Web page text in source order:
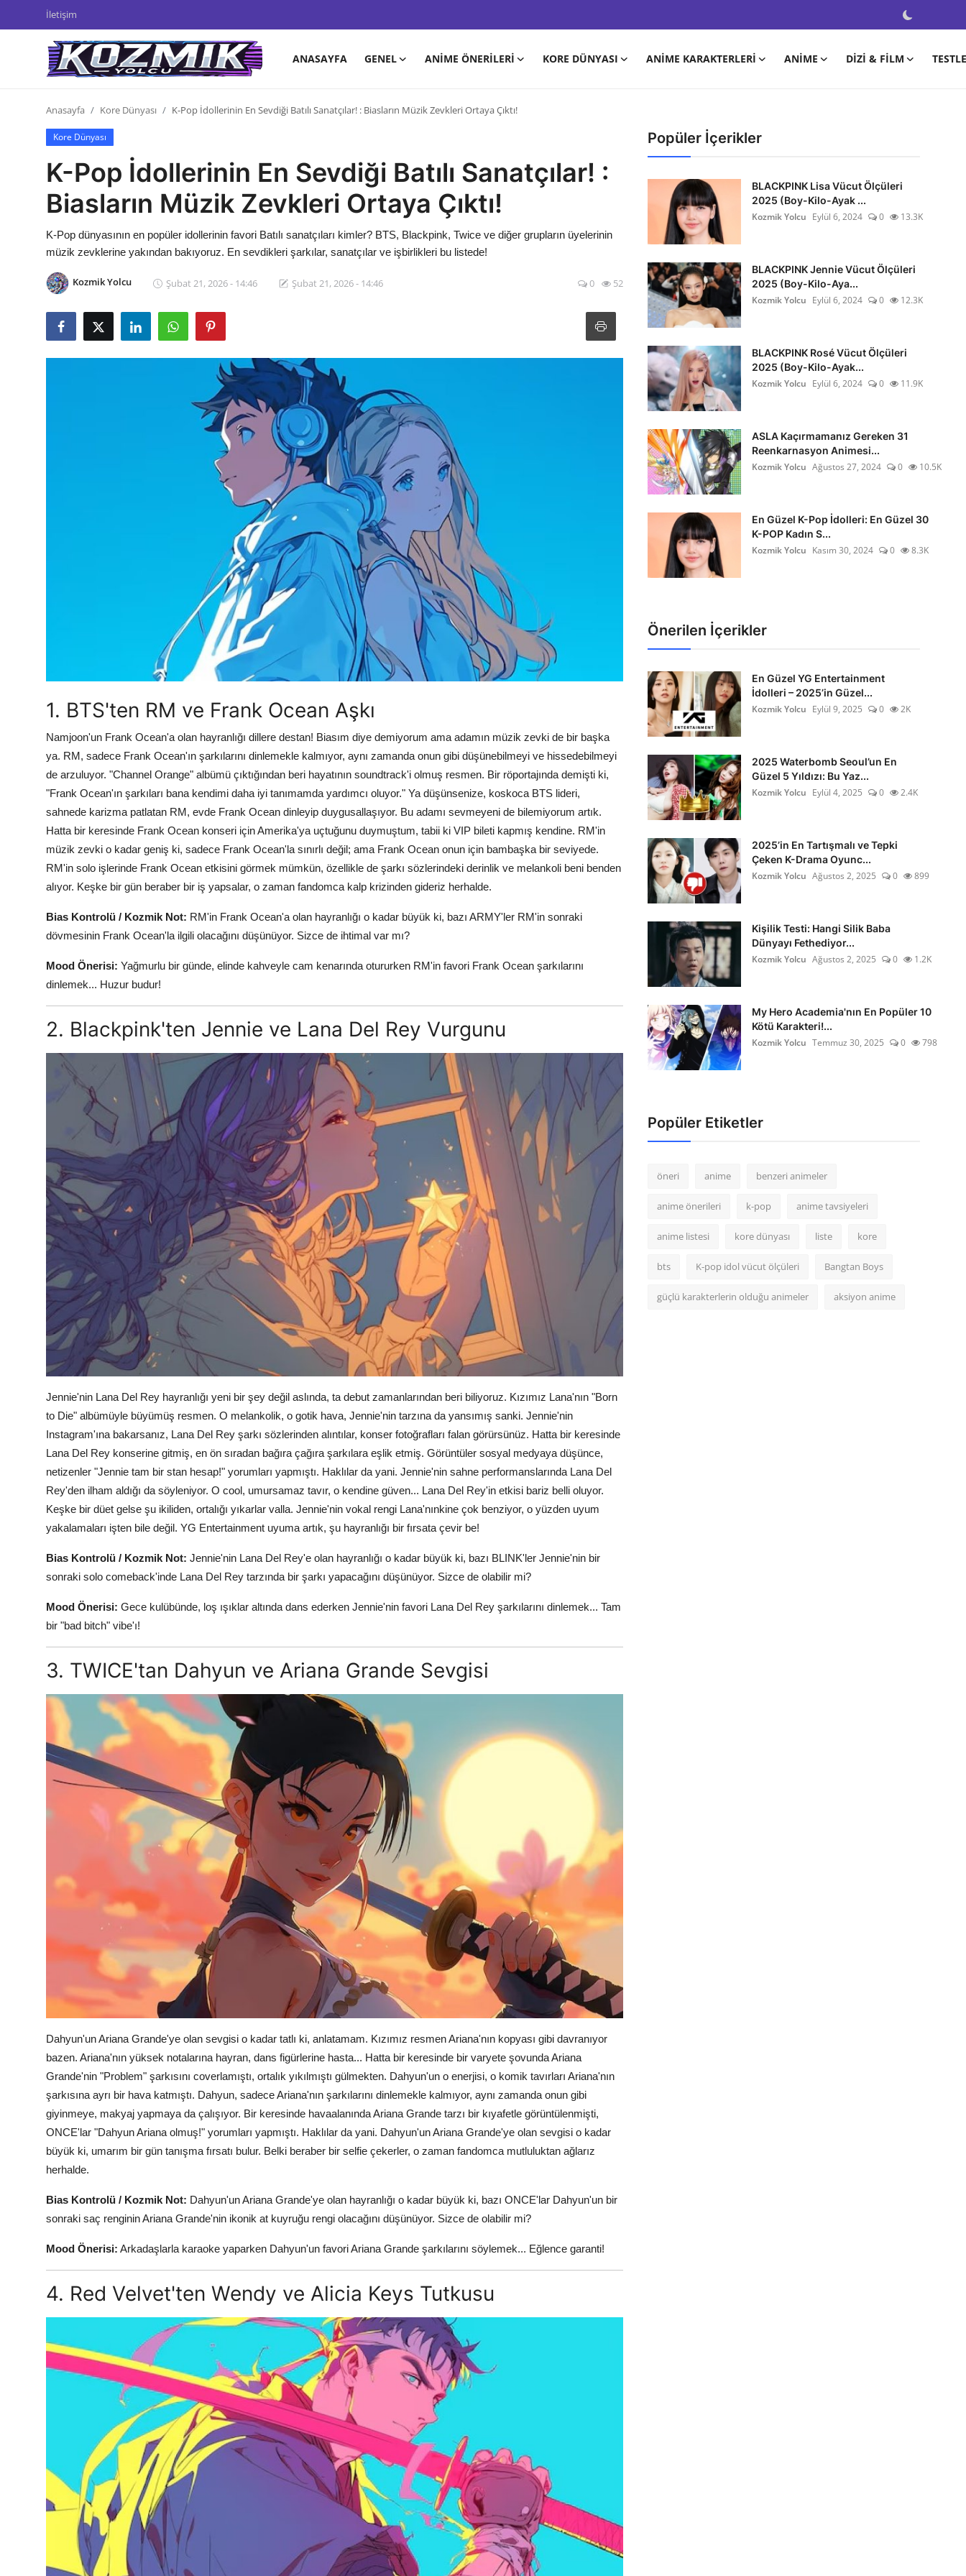
İletişim
ANASAYFA GENEL ANIME ÖNERILERI KORE DÜNYASI ANIME KARAKTERLERI ANIME DIZI & FILM
Anime Önerileri
Kore Dünyası
Anime Karakterleri
Dizi & Film
Testler
Anasayfa Kore Dünyası K-Pop İdollerinin En Sevdiği Batılı Sanatçılar! : Biasların Müzik Zevkleri Ortaya Çıktı!
Kore Dünyası
K-Pop İdollerinin En Sevdiği Batılı Sanatçılar! :
Biasların Müzik Zevkleri Ortaya Çıktı!
K-Pop dünyasının en popüler idollerinin favori Batılı sanatçıları kimler? BTS, Blackpink, Twice ve diğer grupların üyelerinin
müzik zevklerine yakından bakıyoruz. En sevdikleri şarkılar, sanatçılar ve işbirlikleri bu listede!
Kozmik Yolcu Şubat 21, 2026 - 14:46 Şubat 21, 2026 - 14:46 0 52
1. BTS'ten RM ve Frank Ocean Aşkı
Namjoon'un Frank Ocean'a olan hayranlığı dillere destan! Biasım diye demiyorum ama adamın müzik zevki de bir başka
ya. RM, sadece Frank Ocean'ın şarkılarını dinlemekle kalmıyor, aynı zamanda onun gibi düşünebilmeyi ve hissedebilmeyi
de arzuluyor. "Channel Orange" albümü çıktığından beri hayatının soundtrack'i olmuş resmen. Bir röportajında demişti ki,
"Frank Ocean'ın şarkıları bana kendimi daha iyi tanımamda yardımcı oluyor." Ya düşünsenize, koskoca BTS lideri,
sahnede karizma patlatan RM, evde Frank Ocean dinleyip duygusallaşıyor. Bu adamı sevmeyeni de bilemiyorum artık.
Hatta bir keresinde Frank Ocean konseri için Amerika'ya uçtuğunu duymuştum, tabii ki VIP bileti kapmış kendine. RM'in
müzik zevki o kadar geniş ki, sadece Frank Ocean'la sınırlı değil; ama Frank Ocean onun için bambaşka bir seviyede.
RM'in solo işlerinde Frank Ocean etkisini görmek mümkün, özellikle de şarkı sözlerindeki derinlik ve melankoli beni benden
alıyor. Keşke bir gün beraber bir iş yapsalar, o zaman fandomca kalp krizinden gideriz herhalde.
Bias Kontrolü / Kozmik Not: RM'in Frank Ocean'a olan hayranlığı o kadar büyük ki, bazı ARMY'ler RM'in sonraki
dövmesinin Frank Ocean'la ilgili olacağını düşünüyor. Sizce de ihtimal var mı?
Mood Önerisi: Yağmurlu bir günde, elinde kahveyle cam kenarında otururken RM'in favori Frank Ocean şarkılarını
dinlemek... Huzur budur!
2. Blackpink'ten Jennie ve Lana Del Rey Vurgunu
Jennie'nin Lana Del Rey hayranlığı yeni bir şey değil aslında, ta debut zamanlarından beri biliyoruz. Kızımız Lana'nın "Born
to Die" albümüyle büyümüş resmen. O melankolik, o gotik hava, Jennie'nin tarzına da yansımış sanki. Jennie'nin
Instagram'ına bakarsanız, Lana Del Rey şarkı sözlerinden alıntılar, konser fotoğrafları falan görürsünüz. Hatta bir keresinde
Lana Del Rey konserine gitmiş, en ön sıradan bağıra çağıra şarkılara eşlik etmiş. Görüntüler sosyal medyaya düşünce,
netizenler "Jennie tam bir stan hesap!" yorumları yapmıştı. Haklılar da yani. Jennie'nin sahne performanslarında Lana Del
Rey'den ilham aldığı da söyleniyor. O cool, umursamaz tavır, o kendine güven... Lana Del Rey'in etkisi bariz belli oluyor.
Keşke bir düet gelse şu ikiliden, ortalığı yıkarlar valla. Jennie'nin vokal rengi Lana'nınkine çok benziyor, o yüzden uyum
yakalamaları işten bile değil. YG Entertainment uyuma artık, şu hayranlığı bir fırsata çevir be!
Bias Kontrolü / Kozmik Not: Jennie'nin Lana Del Rey'e olan hayranlığı o kadar büyük ki, bazı BLINK'ler Jennie'nin bir
sonraki solo comeback'inde Lana Del Rey tarzında bir şarkı yapacağını düşünüyor. Sizce de olabilir mi?
Mood Önerisi: Gece kulübünde, loş ışıklar altında dans ederken Jennie'nin favori Lana Del Rey şarkılarını dinlemek... Tam
bir "bad bitch" vibe'ı!
3. TWICE'tan Dahyun ve Ariana Grande Sevgisi
Dahyun'un Ariana Grande'ye olan sevgisi o kadar tatlı ki, anlatamam. Kızımız resmen Ariana'nın kopyası gibi davranıyor
bazen. Ariana'nın yüksek notalarına hayran, dans figürlerine hasta... Hatta bir keresinde bir varyete şovunda Ariana
Grande'nin "Problem" şarkısını coverlamıştı, ortalık yıkılmıştı gülmekten. Dahyun'un o enerjisi, o komik tavırları Ariana'nın
şarkısına ayrı bir hava katmıştı. Dahyun, sadece Ariana'nın şarkılarını dinlemekle kalmıyor, aynı zamanda onun gibi
giyinmeye, makyaj yapmaya da çalışıyor. Bir keresinde havaalanında Ariana Grande tarzı bir kıyafetle görüntülenmişti,
ONCE'lar "Dahyun Ariana olmuş!" yorumları yapmıştı. Haklılar da yani. Dahyun'un Ariana Grande'ye olan sevgisi o kadar
büyük ki, umarım bir gün tanışma fırsatı bulur. Belki beraber bir selfie çekerler, o zaman fandomca mutluluktan ağlarız
herhalde.
Bias Kontrolü / Kozmik Not: Dahyun'un Ariana Grande'ye olan hayranlığı o kadar büyük ki, bazı ONCE'lar Dahyun'un bir
sonraki saç renginin Ariana Grande'nin ikonik at kuyruğu rengi olacağını düşünüyor. Sizce de olabilir mi?
Mood Önerisi: Arkadaşlarla karaoke yaparken Dahyun'un favori Ariana Grande şarkılarını söylemek... Eğlence garanti!
4. Red Velvet'ten Wendy ve Alicia Keys Tutkusu
Popüler İçerikler
BLACKPINK Lisa Vücut Ölçüleri
2025 (Boy-Kilo-Ayak ...
Kozmik Yolcu Eylül 6, 2024 0 13.3K
BLACKPINK Jennie Vücut Ölçüleri
2025 (Boy-Kilo-Aya...
Kozmik Yolcu Eylül 6, 2024 0 12.3K
BLACKPINK Rosé Vücut Ölçüleri
2025 (Boy-Kilo-Ayak...
Kozmik Yolcu Eylül 6, 2024 0 11.9K
ASLA Kaçırmamanız Gereken 31
Reenkarnasyon Animesi...
Kozmik Yolcu Ağustos 27, 2024 0 10.5K
En Güzel K-Pop İdolleri: En Güzel 30
K-POP Kadın S...
Kozmik Yolcu Kasım 30, 2024 0 8.3K
Önerilen İçerikler
En Güzel YG Entertainment
İdolleri – 2025’in Güzel...
Kozmik Yolcu Eylül 9, 2025 0 2K
2025 Waterbomb Seoul’un En
Güzel 5 Yıldızı: Bu Yaz...
Kozmik Yolcu Eylül 4, 2025 0 2.4K
2025’in En Tartışmalı ve Tepki
Çeken K-Drama Oyunc...
Kozmik Yolcu Ağustos 2, 2025 0 899
Kişilik Testi: Hangi Silik Baba
Dünyayı Fethediyor...
Kozmik Yolcu Ağustos 2, 2025 0 1.2K
My Hero Academia'nın En Popüler 10
Kötü Karakteri!...
Kozmik Yolcu Temmuz 30, 2025 0 798
Popüler Etiketler
öneri anime benzeri animeler
anime önerileri k-pop anime tavsiyeleri
anime listesi kore dünyası liste kore
bts K-pop idol vücut ölçüleri Bangtan Boys
güçlü karakterlerin olduğu animeler aksiyon anime